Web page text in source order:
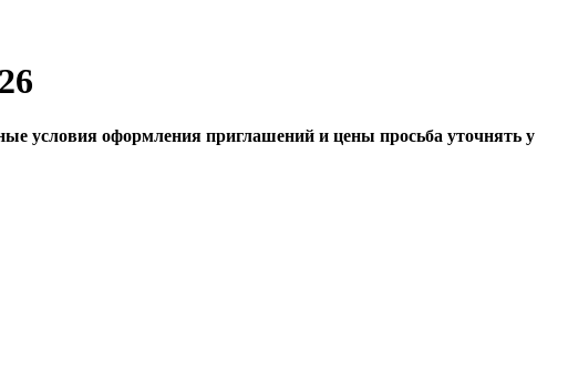
условия оформления приглашений и цены просьба уточнять у